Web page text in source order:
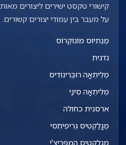
קישורי טקסט ישירים ליצורים
על מעבר בין עמודי יצורים קשורים.
מֶנֵתִיוּס מוֹנוֹקֶרוֹס
נדנית
מְלִיתֵאָה רוּבְּרִינוֹדִיס
מְלִיתֵאָה סִינַי
ארסנית כחולה
מֶגָלַקְטִיס גְּרִיפִיתְסִי
מֶגָלַקְטִיס הֶמְפְּרִיצִ'י